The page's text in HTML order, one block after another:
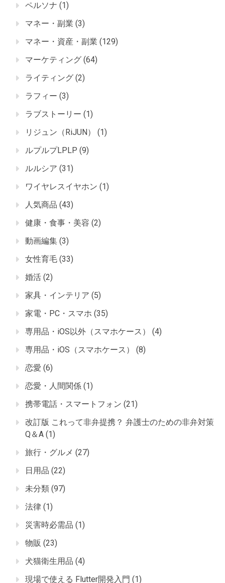
ペルソナ (1)
マネー・副業 (3)
マネー・資産・副業 (129)
マーケティング (64)
ライティング (2)
ラフィー (3)
ラブストーリー (1)
リジュン（RiJUN）
(1)
ルプルプLPLP (9)
ルルシア (31)
ワイヤレスイヤホン (1)
人気商品 (43)
健康・食事・美容 (2)
動画編集 (3)
女性育毛 (33)
婚活 (2)
家具・インテリア (5)
家電・PC・スマホ (35)
専用品・iOS以外（スマホケース）
(4)
専用品・iOS（スマホケース）
(8)
恋愛 (6)
恋愛・人間関係 (1)
携帯電話・スマートフォン (21)
改訂版 これって非弁提携？ 弁護士のための非弁対策
Q＆A (1)
旅行・グルメ (27)
日用品 (22)
未分類 (97)
法律 (1)
災害時必需品 (1)
物販 (23)
犬猫衛生用品 (4)
現場で使える Flutter開発入門 (1)